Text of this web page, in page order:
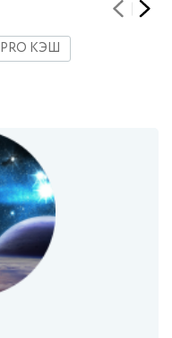
PRO КЭШ